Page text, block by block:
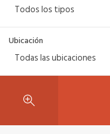
Todos los tipos
Ubicación
Todas las ubicaciones